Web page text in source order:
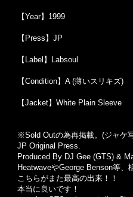
【Year】1999
【Press】JP
【Label】Labsoul
【Condition】A (薄いスリキズ)
【Jacket】White Plain Sleeve
※Sold Outの為再掲載。(ジャケ
JP Original Press.
Produced By DJ Gee (GTS) &
HeatwaveやGeorge Benson等
こちらがまた最高の出来！！
本当に良いです！